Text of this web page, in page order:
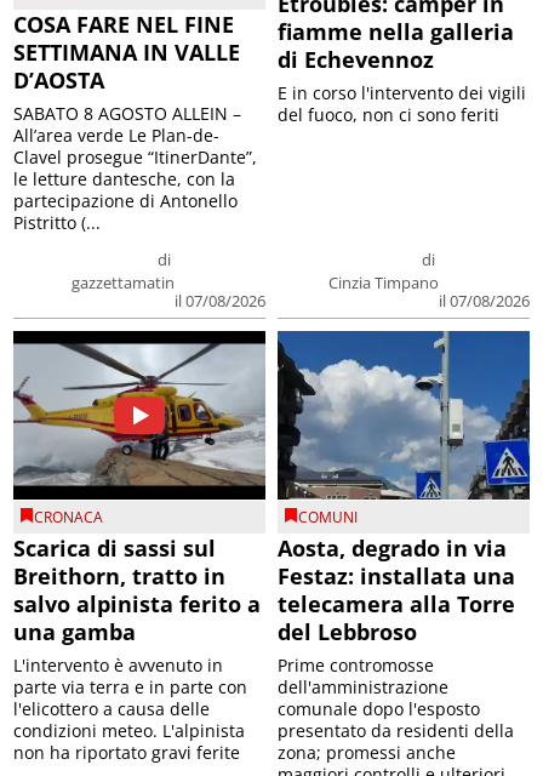
COSA FARE NEL FINE
SETTIMANA IN VALLE
D’AOSTA
di
gazzettamatin
il 07/08/2026
SABATO 8 AGOSTO ALLEIN –
All’area verde Le Plan-de-
Clavel prosegue “ItinerDante”,
le letture dantesche, con la
partecipazione di Antonello
Pistritto (...
fiamme nella galleria
di Echevennoz
di
Cinzia Timpano
il 07/08/2026
E in corso l'intervento dei vigili
del fuoco, non ci sono feriti
CRONACA
Scarica di sassi sul
Breithorn, tratto in
salvo alpinista ferito a
una gamba
L'intervento è avvenuto in
parte via terra e in parte con
l'elicottero a causa delle
condizioni meteo. L'alpinista
non ha riportato gravi ferite
COMUNI
Aosta, degrado in via
Festaz: installata una
telecamera alla Torre
del Lebbroso
Prime contromosse
dell'amministrazione
comunale dopo l'esposto
presentato da residenti della
zona; promessi anche